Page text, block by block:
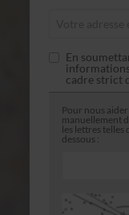
En
cadre strict
Pour nous
manuellement
les lettres telles
dessous :